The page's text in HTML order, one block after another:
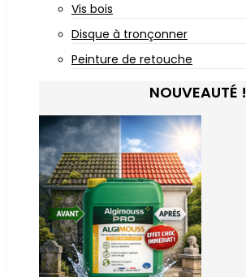
Vis bois
Disque à tronçonner
Peinture de retouche
NOUVEAUTÉ !